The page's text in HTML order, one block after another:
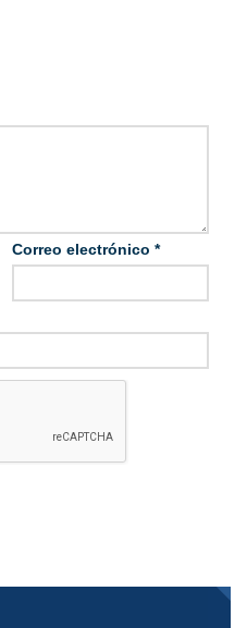
Correo electrónico *